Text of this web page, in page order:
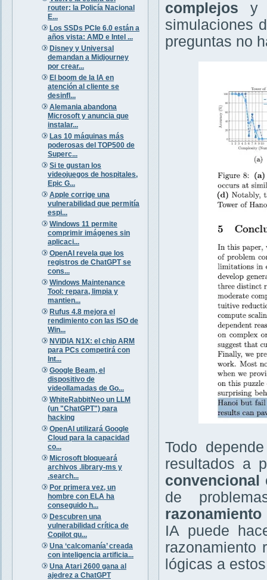
router: la Policía Nacional
E...
Los SSDs PCIe 6.0 están a
años vista: AMD e Intel ...
Disney y Universal
demandan a Midjourney
por crear...
El boom de la IA en
atención al cliente se
desinfl...
Alemania abandona
Microsoft y anuncia que
instalar...
Las 10 máquinas más
poderosas del TOP500 de
Superc...
Si te gustan los
videojuegos de hospitales,
Epic G...
Apple corrige una
vulnerabilidad que permitía
espi...
Windows 11 permite
comprimir imágenes sin
aplicaci...
OpenAI revela que los
registros de ChatGPT se
cons...
Windows Maintenance
Tool: repara, limpia y
mantien...
Rufus 4.8 mejora el
rendimiento con las ISO de
Win...
NVIDIA N1X: el chip ARM
para PCs competirá con
Int...
Google Beam, el
dispositivo de
videollamadas de Go...
WhiteRabbitNeo un LLM
(un "ChatGPT") para
hacking
OpenAI utilizará Google
Cloud para la capacidad
co...
Microsoft bloqueará
archivos .library-ms y
.search...
Por primera vez, un
hombre con ELA ha
conseguido h...
Descubren una
vulnerabilidad crítica de
Copilot qu...
Una ‘calcomanía’ creada
con inteligencia artificia...
Una Atari 2600 gana al
ajedrez a ChatGPT
complejos y
simulaciones
preguntas no
Todo
resultados a
convencional
de
razonamiento
IA puede
razonamiento
lógicas a